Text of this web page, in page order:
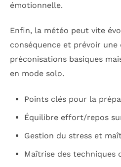
émotionnelle.
Enfin, la météo peut vite
conséquence et prévoir
préconisations basiques
en mode solo.
Points clés pour la
Équilibre effort/repos
Gestion du stress et
Maîtrise des techniques